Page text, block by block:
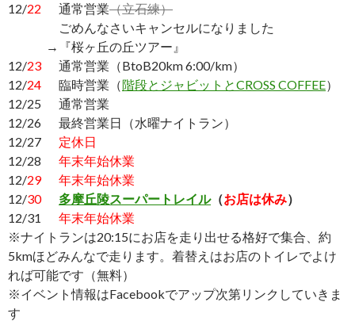
12/22 通常営業（立石練）
ごめんなさいキャンセルになりました
→『桜ヶ丘の丘ツアー』
12/23 通常営業（BtoB20km 6:00/km）
12/24 臨時営業（階段とジャビットとCROSS COFFEE）
12/25 通常営業
12/26 最終営業日（水曜ナイトラン）
12/27 定休日
12/28 年末年始休業
12/29
年末年始休業
12/30 多摩丘陵スーパートレイル（お店は休み）
12/31 年末年始休業
※ナイトランは20:15にお店を走り出せる格好で集合、約
5kmほどみんなで走ります。着替えはお店のトイレでよけ
れば可能です（無料）
※イベント情報はFacebookでアップ次第リンクしていきま
す